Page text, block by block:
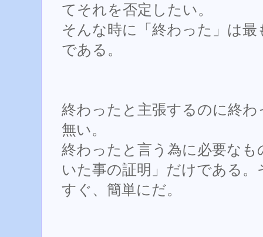
てそれを否定したい。
そんな時に「終わった」は
である。
終わったと主張するのに終
無い。
終わったと言う為に必要な
いた事の証明」だけである
すぐ、簡単にだ。